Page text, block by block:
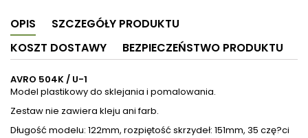
OPIS
SZCZEGÓŁY PRODUKTU
KOSZT DOSTAWY
BEZPIECZEŃSTWO PRODUKTU
AVRO 504K / U-1
Model plastikowy do sklejania i pomalowania.
Zestaw nie zawiera kleju ani farb.
Długość modelu: 122mm, rozpiętość skrzydeł: 151mm, 35 czę?ci